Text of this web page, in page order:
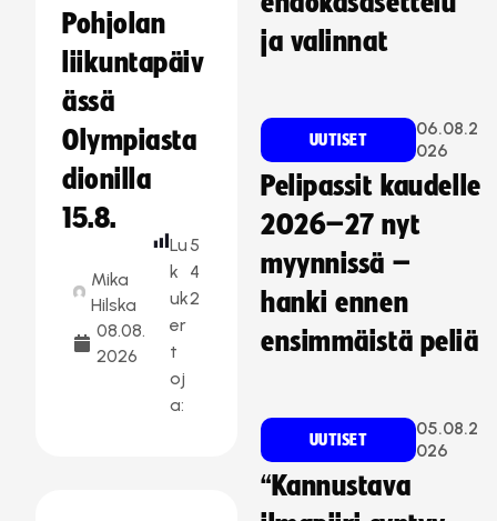
Pohjolan
liikuntapäiv
ässä
Olympiasta
dionilla
15.8.
Mika
Hilska
08.08.
2026
Lu
k
uk
er
t
oj
a:
5
4
2
ja valinnat
UUTISET
06.08.2
026
Pelipassit kaudelle
2026–27 nyt
myynnissä –
hanki ennen
ensimmäistä peliä
UUTISET
05.08.2
026
“Kannustava